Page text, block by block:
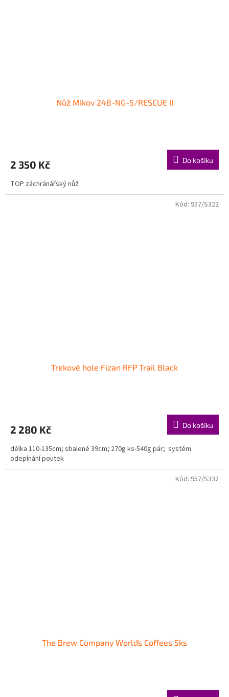
Nůž Mikov 248-NG-5/RESCUE II
2 350 Kč Do košíku
TOP záchránářský nůž
Trekové hole Fizan RFP Trail Black
2 280 Kč Do košíku
délka 110-135cm; sbalené 39cm; 270g ks-540g pár; systém
odepínání poutek
Kód: 957/S322
The Brew Company Worlďs Coffees 5ks
Kód: 957/S332